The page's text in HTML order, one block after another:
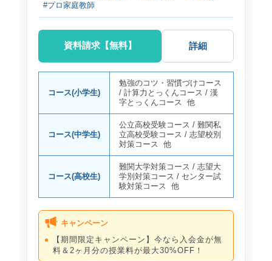
#プロ家庭教師
資料請求【無料】 詳細
コース(小学生)
勉強のコツ・習慣づけコース
/計算力とっくんコース /漢
字とっくんコース 他
コース(中学生)
公立高校受験コース /難関私
立高校受験コース /志望校別
対策コース 他
コース(高校生)
難関大学対策コース /志望大
学別対策コース /センター試
験対策コース 他
キャンペーン
【期間限定キャンペーン】今なら入会金が無
料＆2ヶ月分の授業料が最大30%OFF！